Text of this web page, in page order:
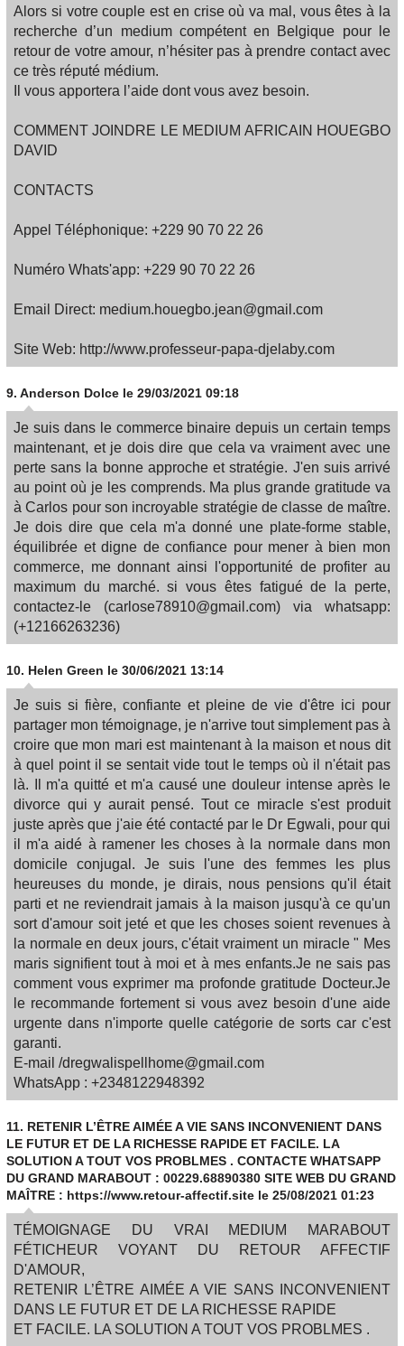
Alors si votre couple est en crise où va mal, vous êtes à la
recherche d’un medium compétent en Belgique pour le
retour de votre amour, n’hésiter pas à prendre contact avec
ce très réputé médium.
Il vous apportera l’aide dont vous avez besoin.
COMMENT JOINDRE LE MEDIUM AFRICAIN HOUEGBO
DAVID
CONTACTS
Appel Téléphonique: +229 90 70 22 26
Numéro Whats'app: +229 90 70 22 26
Email Direct: medium.houegbo.jean@gmail.com
Site Web: http://www.professeur-papa-djelaby.com
9. Anderson Dolce le 29/03/2021 09:18
Je suis dans le commerce binaire depuis un certain temps
maintenant, et je dois dire que cela va vraiment avec une
perte sans la bonne approche et stratégie. J'en suis arrivé
au point où je les comprends. Ma plus grande gratitude va
à Carlos pour son incroyable stratégie de classe de maître.
Je dois dire que cela m'a donné une plate-forme stable,
équilibrée et digne de confiance pour mener à bien mon
commerce, me donnant ainsi l'opportunité de profiter au
maximum du marché. si vous êtes fatigué de la perte,
contactez-le (carlose78910@gmail.com) via whatsapp:
(+12166263236)
10. Helen Green le 30/06/2021 13:14
Je suis si fière, confiante et pleine de vie d'être ici pour
partager mon témoignage, je n'arrive tout simplement pas à
croire que mon mari est maintenant à la maison et nous dit
à quel point il se sentait vide tout le temps où il n'était pas
là. Il m'a quitté et m'a causé une douleur intense après le
divorce qui y aurait pensé. Tout ce miracle s'est produit
juste après que j'aie été contacté par le Dr Egwali, pour qui
il m'a aidé à ramener les choses à la normale dans mon
domicile conjugal. Je suis l'une des femmes les plus
heureuses du monde, je dirais, nous pensions qu'il était
parti et ne reviendrait jamais à la maison jusqu'à ce qu'un
sort d'amour soit jeté et que les choses soient revenues à
la normale en deux jours, c'était vraiment un miracle " Mes
maris signifient tout à moi et à mes enfants.Je ne sais pas
comment vous exprimer ma profonde gratitude Docteur.Je
le recommande fortement si vous avez besoin d'une aide
urgente dans n'importe quelle catégorie de sorts car c'est
garanti.
E-mail /dregwalispellhome@gmail.com
WhatsApp : +2348122948392
11. RETENIR L’ÊTRE AIMÉE A VIE SANS INCONVENIENT DANS
LE FUTUR ET DE LA RICHESSE RAPIDE ET FACILE. LA
SOLUTION A TOUT VOS PROBLMES . CONTACTE WHATSAPP
DU GRAND MARABOUT : 00229.68890380 SITE WEB DU GRAND
MAÎTRE : https://www.retour-affectif.site le 25/08/2021 01:23
TÉMOIGNAGE DU VRAI MEDIUM MARABOUT
FÉTICHEUR VOYANT DU RETOUR AFFECTIF
D'AMOUR,
RETENIR L’ÊTRE AIMÉE A VIE SANS INCONVENIENT
DANS LE FUTUR ET DE LA RICHESSE RAPIDE
ET FACILE. LA SOLUTION A TOUT VOS PROBLMES .